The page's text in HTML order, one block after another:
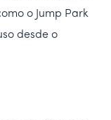
o Jump Park
desde o